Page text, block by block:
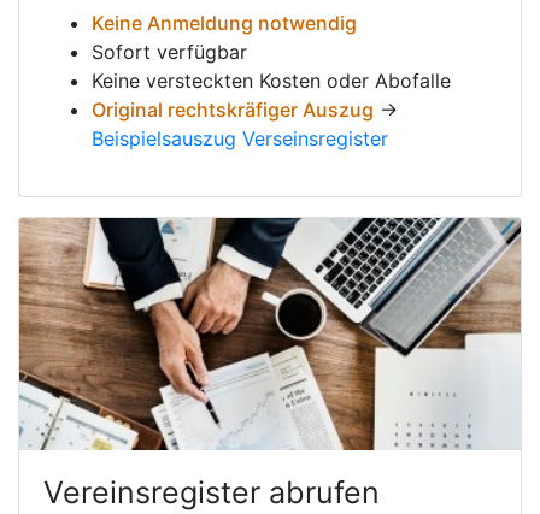
Keine Anmeldung notwendig
Sofort verfügbar
Keine versteckten Kosten oder Abofalle
Original rechtskräfiger Auszug →
Beispielsauszug Verseinsregister
Vereinsregister abrufen